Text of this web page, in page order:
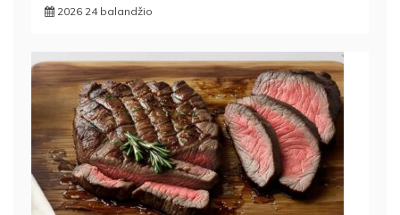
2026 24 balandžio